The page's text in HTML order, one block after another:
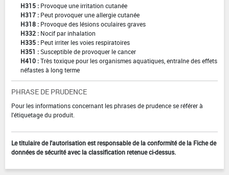
H315 : Provoque une irritation cutanée
H317 : Peut provoquer une allergie cutanée
H318 : Provoque des lésions oculaires graves
H332 : Nocif par inhalation
H335 : Peut irriter les voies respiratoires
H351 :Susceptible de provoquer le cancer
H410 :Très toxique pour les organismes aquatiques, entraîne des effets
néfastes à long terme
PHRASE DE PRUDENCE
Pour les informations concernant les phrases de prudence se référer à
l'étiquetage du produit.
Le titulaire de l'autorisation est responsable de la conformité de la Fiche de
données de sécurité avec la classification retenue ci-dessus.